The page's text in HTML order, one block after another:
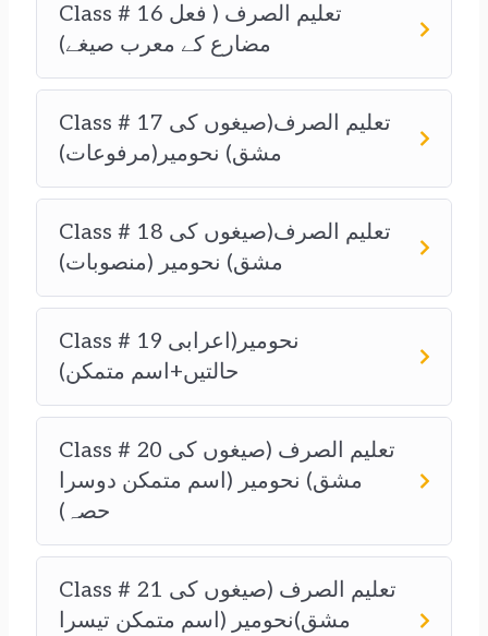
Class # 16 تعلیم الصرف ( فعل
مضارع کے معرب صیغے)
Class # 17 تعلیم الصرف(صیغوں کی
مشق) نحومیر(مرفوعات)
Class # 18 تعلیم الصرف(صیغوں کی
مشق) نحومیر (منصوبات)
Class # 19 نحومیر(اعرابی
حالتیں+اسم متمکن)
Class # 20 تعلیم الصرف (صیغوں کی
مشق) نحومیر (اسم متمکن دوسرا
حصہ)
Class # 21 تعلیم الصرف (صیغوں کی
مشق)نحومیر (اسم متمکن تیسرا